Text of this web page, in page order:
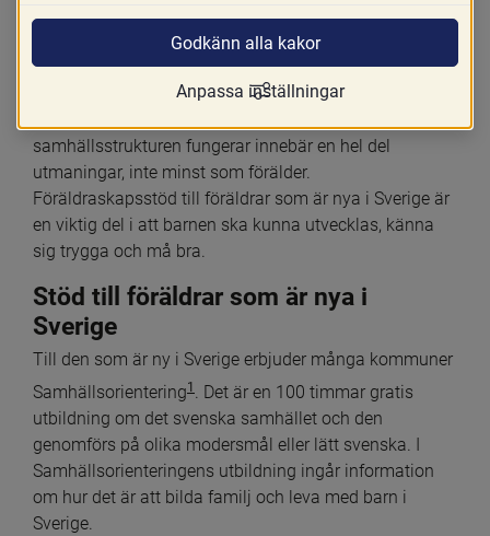
rättigheter och skyldigheter. Detta är
särskilt viktigt för nya föräldrar i Sverige.
Att komma till ett nytt land och inte behärska språket,
samhällsstrukturen fungerar innebär en hel del
utmaningar, inte minst som förälder.
Föräldraskapsstöd till föräldrar som är nya i Sverige är
en viktig del i att barnen ska kunna utvecklas, känna
sig trygga och må bra.
Stöd till föräldrar som är nya i
Sverige
Till den som är ny i Sverige erbjuder många kommuner
Samhällsorientering1. Det är en 100 timmar gratis
utbildning om det svenska samhället och den
genomförs på olika modersmål eller lätt svenska. I
Samhällsorienteringens utbildning ingår information
om hur det är att bilda familj och leva med barn i
Sverige.
Godkänn alla kakor
Anpassa inställningar